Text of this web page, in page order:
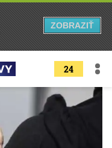
24
ZOBRAZIŤ